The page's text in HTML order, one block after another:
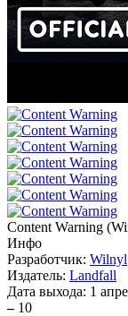
Content Warning (
Инфо
Разработчик: Wilnyl
Издатель: Landfall
Дата выхода: 1
– 10